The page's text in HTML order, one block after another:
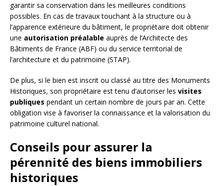
garantir sa conservation dans les meilleures conditions
possibles. En cas de travaux touchant à la structure ou à
l’apparence extérieure du bâtiment, le propriétaire doit obtenir
une autorisation préalable auprès de l’Architecte des
Bâtiments de France (ABF) ou du service territorial de
l’architecture et du patrimoine (STAP).
De plus, si le bien est inscrit ou classé au titre des Monuments
Historiques, son propriétaire est tenu d’autoriser les visites
publiques pendant un certain nombre de jours par an. Cette
obligation vise à favoriser la connaissance et la valorisation du
patrimoine culturel national.
Conseils pour assurer la
pérennité des biens immobiliers
historiques